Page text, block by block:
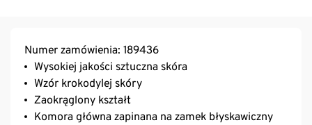
Numer zamówienia: 189436
Wysokiej jakości sztuczna skóra
Wzór krokodylej skóry
Zaokrąglony kształt
Komora główna zapinana na zamek błyskawiczny